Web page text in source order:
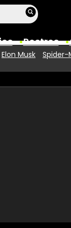
Rostros
Elon Musk Spider-